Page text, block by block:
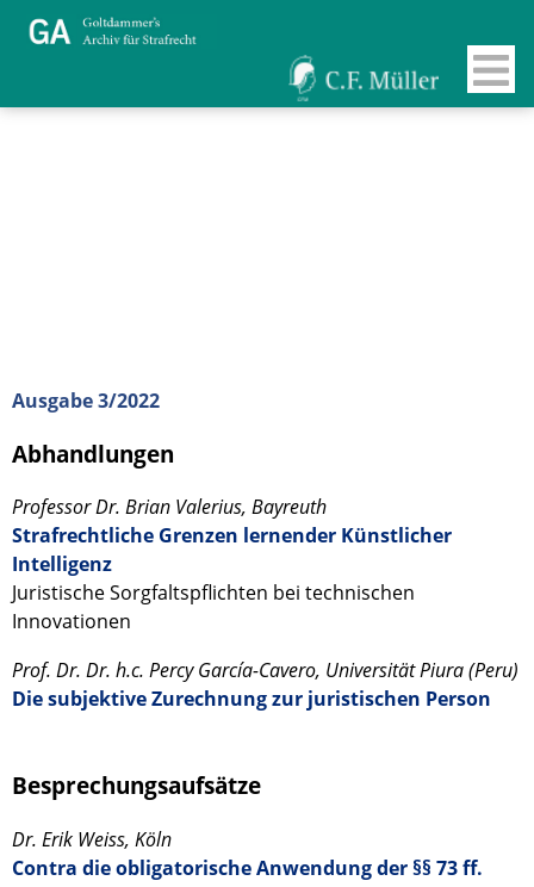
Ausgabe 3/2022
Abhandlungen
Professor Dr. Brian Valerius, Bayreuth
Strafrechtliche Grenzen lernender Künstlicher
Intelligenz
Juristische Sorgfaltspflichten bei technischen
Innovationen
Prof. Dr. Dr. h.c. Percy García-Cavero, Universität Piura (Peru)
Die subjektive Zurechnung zur juristischen Person
Besprechungsaufsätze
Dr. Erik Weiss, Köln
Contra die obligatorische Anwendung der §§ 73 ff.